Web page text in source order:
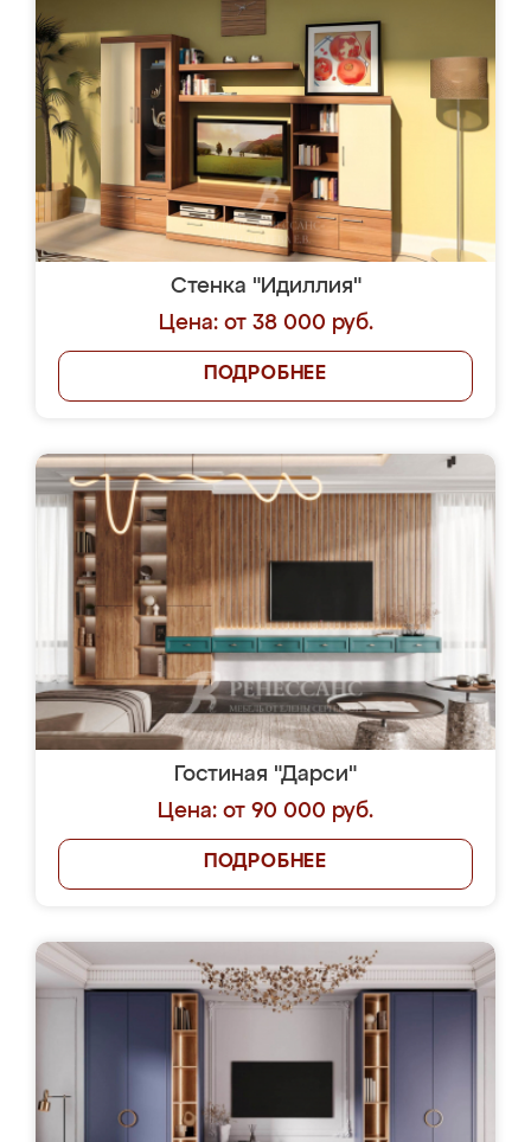
Стенка "Идиллия"
Цена: от 38 000 руб.
ПОДРОБНЕЕ
Гостиная "Дарси"
Цена: от 90 000 руб.
ПОДРОБНЕЕ